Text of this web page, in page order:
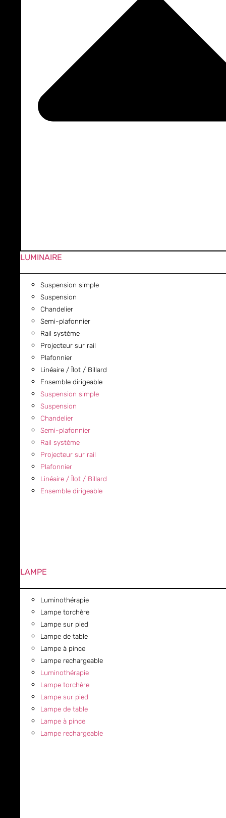
LUMINAIRE
Suspension simple
Suspension
Chandelier
Semi-plafonnier
Rail système
Projecteur sur rail
Plafonnier
Linéaire / Îlot / Billard
Ensemble dirigeable
Suspension simple
Suspension
Chandelier
Semi-plafonnier
Rail système
Projecteur sur rail
Plafonnier
Linéaire / Îlot / Billard
Ensemble dirigeable
LAMPE
Luminothérapie
Lampe torchère
Lampe sur pied
Lampe de table
Lampe à pince
Lampe rechargeable
Luminothérapie
Lampe torchère
Lampe sur pied
Lampe de table
Lampe à pince
Lampe rechargeable